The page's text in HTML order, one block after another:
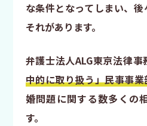
な条件となってしまい、
それがあります。
弁護士法人ALG東京法律事
中的に取り扱う」民事事
婚問題に関する数多くの
す。